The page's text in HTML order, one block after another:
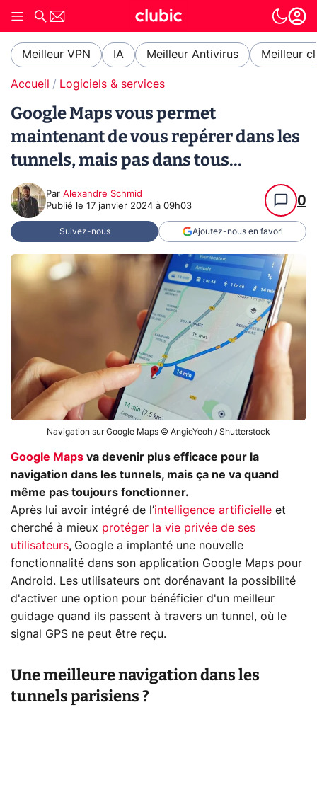
Meilleur VPN IA Meilleur Antivirus Meilleur
Accueil Logiciels & services
Google Maps vous permet
maintenant de vous repérer dans les
tunnels, mais pas dans tous...
Par Alexandre Schmid
Publié le 17 janvier 2024 à 09h03 0
Suivez-nous Ajoutez-nous en favori
Navigation sur Google Maps © AngieYeoh / Shutterstock
Google Maps va devenir plus efficace pour la
navigation dans les tunnels, mais ça ne va quand
même pas toujours fonctionner.
Après lui avoir intégré de l’intelligence artificielle et
cherché à mieux protéger la vie privée de ses
utilisateurs, Google a implanté une nouvelle
fonctionnalité dans son application Google Maps pour
Android. Les utilisateurs ont dorénavant la possibilité
d'activer une option pour bénéficier d'un meilleur
guidage quand ils passent à travers un tunnel, où le
signal GPS ne peut être reçu.
Une meilleure navigation dans les
tunnels parisiens ?